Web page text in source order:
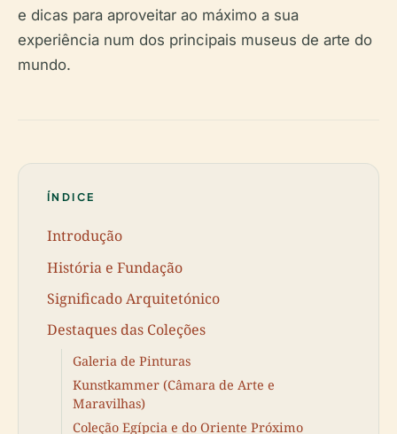
e dicas para aproveitar ao máximo a sua
experiência num dos principais museus de arte do
mundo.
ÍNDICE
Introdução
História e Fundação
Significado Arquitetónico
Destaques das Coleções
Galeria de Pinturas
Kunstkammer (Câmara de Arte e
Maravilhas)
Coleção Egípcia e do Oriente Próximo